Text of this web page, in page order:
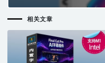
颜调色跟踪 支持M1/M2/Intel
相关文章